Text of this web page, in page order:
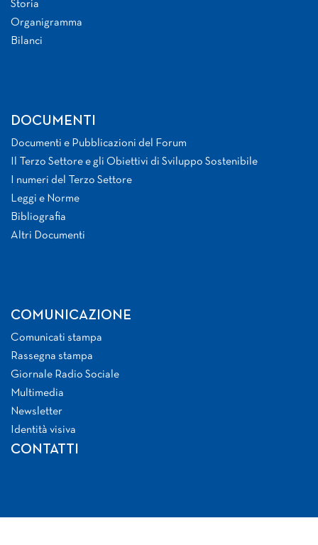
Storia
Organigramma
Bilanci
DOCUMENTI
Documenti e Pubblicazioni del Forum
Il Terzo Settore e gli Obiettivi di Sviluppo Sostenibile
I numeri del Terzo Settore
Leggi e Norme
Bibliografia
Altri Documenti
COMUNICAZIONE
Comunicati stampa
Rassegna stampa
Giornale Radio Sociale
Multimedia
Newsletter
Identità visiva
CONTATTI